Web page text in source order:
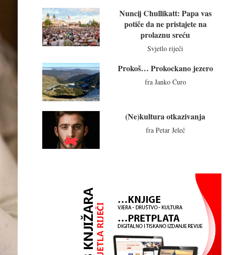
Nuncij Chullikatt: Papa vas
potiče da ne pristajete na
prolaznu sreću
Svjetlo riječi
Prokoš… Prokockano jezero
fra Janko Ćuro
(Ne)kultura otkazivanja
fra Petar Jeleč